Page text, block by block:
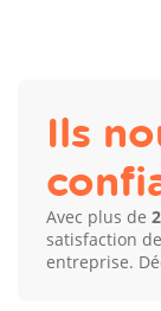
Ils
Avec plus de
satisfaction
entreprise.